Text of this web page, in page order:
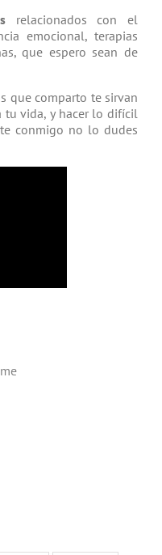
relacio­nados con el
emocional, terapias
que espero sean de
que comparto te sirvan
tu vida, y hacer lo difícil
conmigo no lo dudes